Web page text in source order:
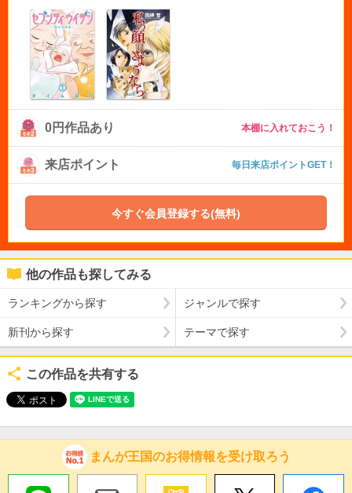
0円作品あり 本棚に入れておこう！
来店ポイント 毎日来店ポイントGET！
今すぐ会員登録する(無料)
他の作品も探してみる
ランキングから探す ジャンルで探す
新刊から探す テーマで探す
この作品を共有する
まんが王国のお得情報を受け取ろう